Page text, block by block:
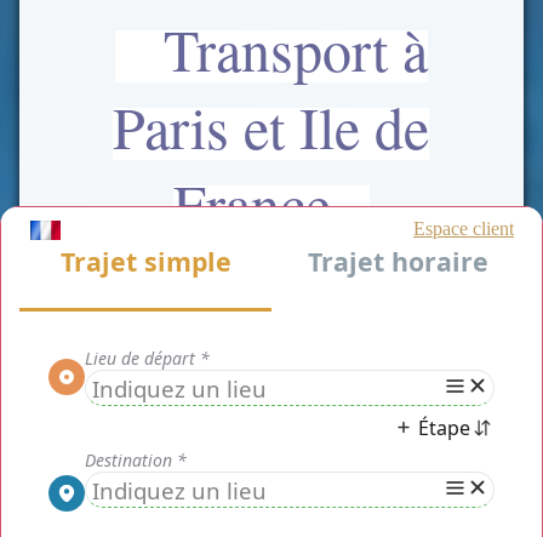
Transport à
Paris et Ile de
France
Ile de France. Nous vous proposons différentes formules de location
de Voiture (Berline ou minivan) avec Chauffeur Privé.
Nous sommes adaptés selon le fonction de vos besoins et de votre
budget. Que ce soit pour les entreprises ou pour les particuliers.
Qu'il s'agisse d'un transfert simple, aller-retour ou mise à disposition
vers et depuis les Hôtels, Gares et Aéroports de Paris ou au-delà,
comptez toujours sur le meilleur et le moins cher.